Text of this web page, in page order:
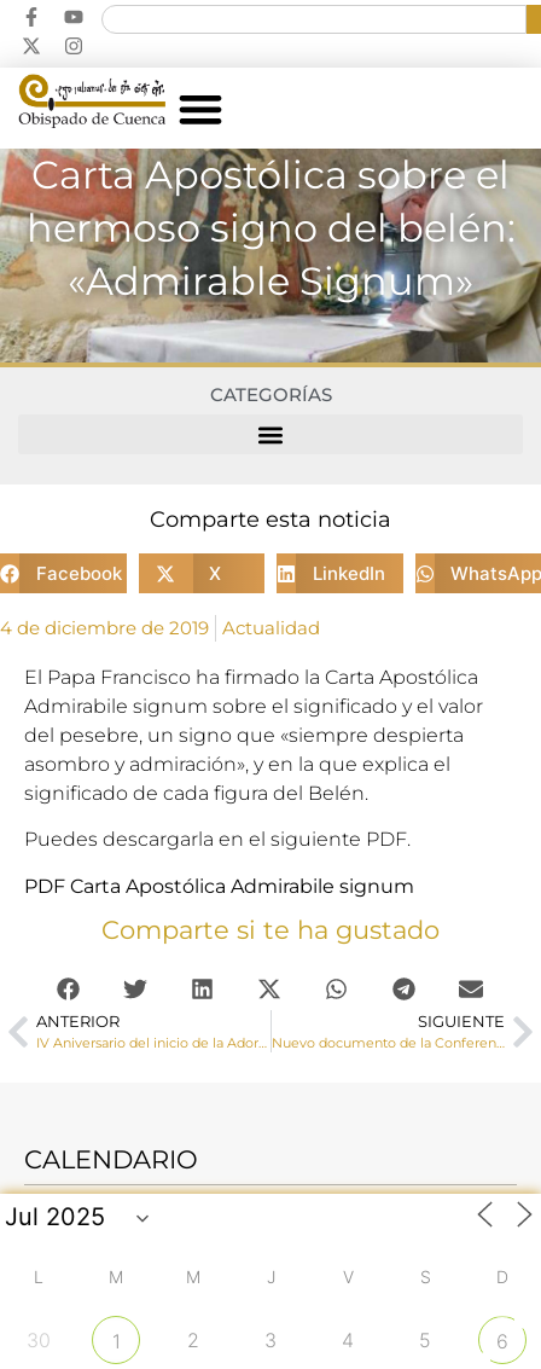
Carta Apostólica sobre el
hermoso signo del belén:
«Admirable Signum»
CATEGORÍAS
Comparte esta noticia
Facebook X LinkedIn WhatsApp
4 de diciembre de 2019 Actualidad
El Papa Francisco ha firmado la Carta Apostólica
Admirabile signum sobre el significado y el valor
del pesebre, un signo que «siempre despierta
asombro y admiración», y en la que explica el
significado de cada figura del Belén.
Puedes descargarla en el siguiente PDF.
PDF Carta Apostólica Admirabile signum
Comparte si te ha gustado
ANTERIOR
IV Aniversario del inicio de la Adoración Eucarística Perpetua en Cuenca
SIGUIENTE
Nuevo documento de la Conferencia Episcopal sobre la eutanasia y los cuidados paliativos
CALENDARIO
L M M J V S D
30 1 2 3 4 5 6